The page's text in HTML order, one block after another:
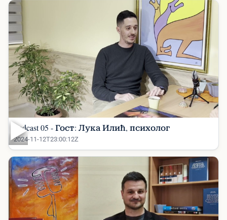
▶
Podcast 05 - Гост: Лука Илић, психолог
2024-11-12T23:00:12Z